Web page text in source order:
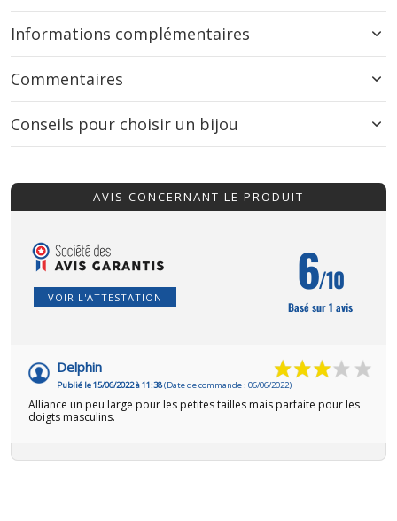
Informations complémentaires
Commentaires
Conseils pour choisir un bijou
AVIS CONCERNANT LE PRODUIT
VOIR L'ATTESTATION 6/10
Basé sur 1 avis
Delphin
Publié le 15/06/2022 à 11:38(Date de commande : 06/06/2022)
Alliance un peu large pour les petites tailles mais parfaite pour les
doigts masculins.